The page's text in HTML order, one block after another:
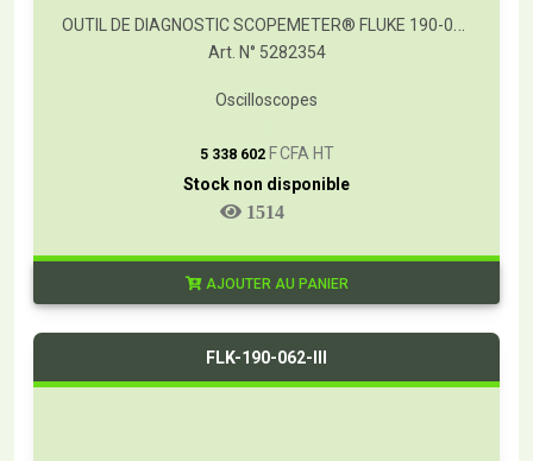
OUTIL DE DIAGNOSTIC SCOPEMETER® FLUKE 190-062/S
Art. N° 5282354
Oscilloscopes
5 338 602 F CFA HT
Stock non disponible
1514
AJOUTER AU PANIER
FLK-190-062-III